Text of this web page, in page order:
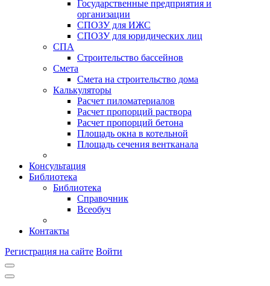
Государственные предприятия и
организации
СПОЗУ для ИЖС
СПОЗУ для юридических лиц
СПА
Строительство бассейнов
Смета
Смета на строительство дома
Калькуляторы
Расчет пиломатериалов
Расчет пропорций раствора
Расчет пропорций бетона
Площадь окна в котельной
Площадь сечения вентканала
Консультация
Библиотека
Библиотека
Справочник
Всеобуч
Контакты
Регистрация на сайте Войти